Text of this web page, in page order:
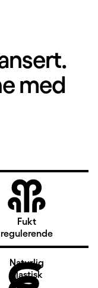
med
Fukt
regulerende
Naturlig
elastisk